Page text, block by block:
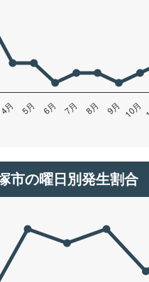
市の曜日別発生割合